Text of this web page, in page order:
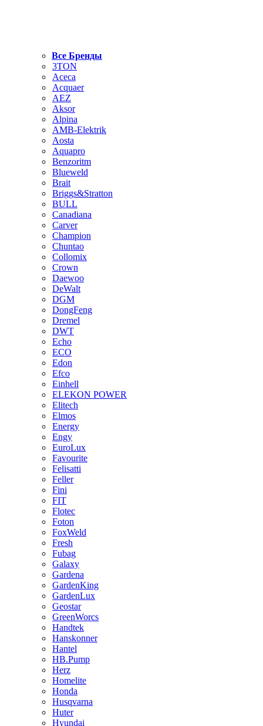
Все Бренды
3TON
Aceca
Acquaer
AEZ
Aksor
Alpina
AMB-Elektrik
Aosta
Aquapro
Benzoritm
Blueweld
Brait
Briggs&Stratton
BULL
Canadiana
Carver
Champion
Chuntao
Collomix
Crown
Daewoo
DeWalt
DGM
DongFeng
Dremel
DWT
Echo
ECO
Edon
Efco
Einhell
ELEKON POWER
Elitech
Elmos
Energy
Engy
EuroLux
Favourite
Felisatti
Feller
Fini
FIT
Flotec
Foton
FoxWeld
Fresh
Fubag
Galaxy
Gardena
GardenKing
GardenLux
Geostar
GreenWorcs
Handtek
Hanskonner
Hantel
HB.Pump
Herz
Homelite
Honda
Husqvarna
Huter
Hyundai